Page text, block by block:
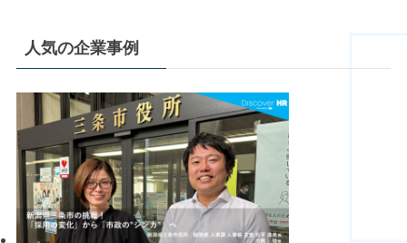
人気の企業事例